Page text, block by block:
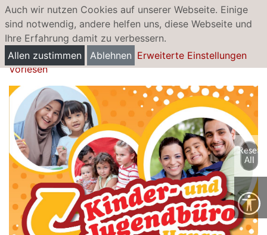
Auch wir nutzen Cookies auf unserer Webseite. Einige
sind notwendig, andere helfen uns, diese Webseite und
Ihre Erfahrung damit zu verbessern.
Allen zustimmen
Ablehnen Erweiterte Einstellungen
Kinder- und Jugendbüro
Vorlesen
Reset
All